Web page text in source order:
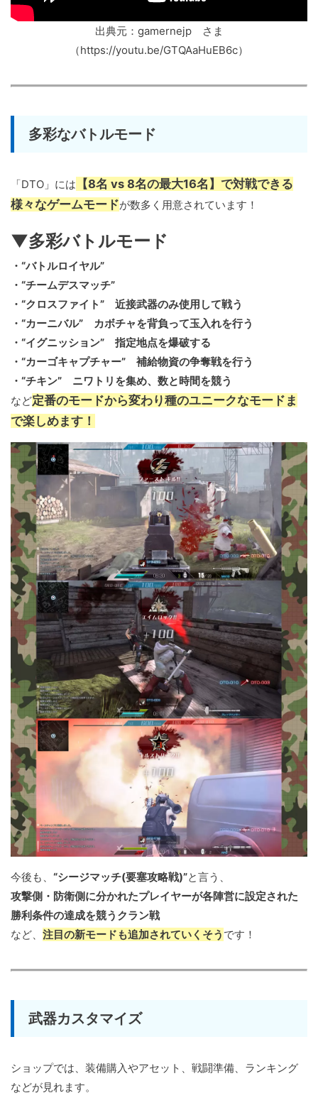
出典元：gamernejp さま
（https://youtu.be/GTQAaHuEB6c）
多彩なバトルモード
「DTO」には 【8名 vs 8名の最大16名】で対戦できる
様々なゲームモードが数多く用意されています！
▼多彩バトルモード
・“バトルロイヤル”
・“チームデスマッチ”
・“クロスファイト” 近接武器のみ使用して戦う
・“カーニバル” カボチャを背負って玉入れを行う
・“イグニッション” 指定地点を爆破する
・“カーゴキャプチャー” 補給物資の争奪戦を行う
・“チキン” ニワトリを集め、数と時間を競う
など定番のモードから変わり種のユニークなモードま
で楽しめます！
今後も、 “シージマッチ(要塞攻略戦)”と言う、
攻撃側・防衛側に分かれたプレイヤーが各陣営に設定された
勝利条件の達成を競うクラン戦
など、 注目の新モードも追加されていくそう です！
武器カスタマイズ
ショップでは、装備購入やアセット、戦闘準備、ランキング
などが見れます。